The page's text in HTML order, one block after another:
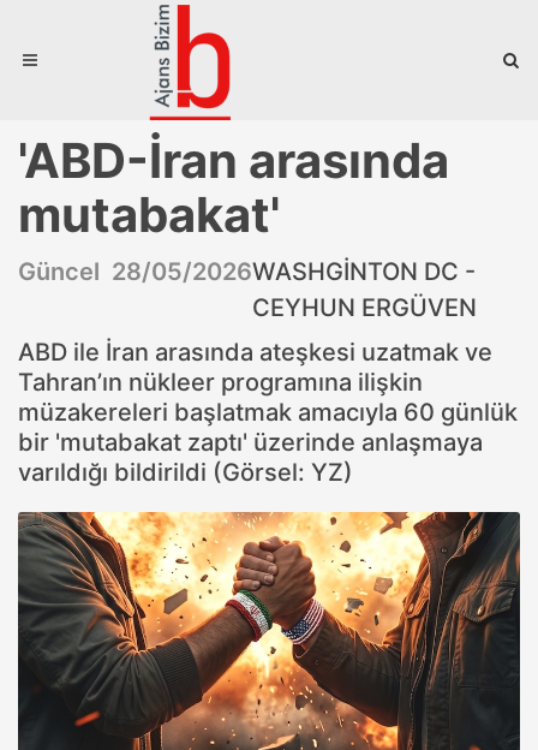
'ABD-İran arasında
mutabakat'
Güncel 28/05/2026WASHGİNTON DC -
CEYHUN ERGÜVEN
ABD ile İran arasında ateşkesi uzatmak ve
Tahran’ın nükleer programına ilişkin
müzakereleri başlatmak amacıyla 60 günlük
bir 'mutabakat zaptı' üzerinde anlaşmaya
varıldığı bildirildi (Görsel: YZ)